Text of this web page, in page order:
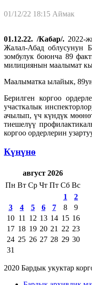
01/12/22 18:15 Аймак
01.12.22. /Кабар/. 2022-
Жалал-Абад облусунун
зомбулук боюнча 89
милициянын маалымат
Маалыматка ылайык,
Берилген коргоо
участкалык
ачылып, үч күндүк
тиешелүү
коргоо ордерлерин
Күнүнө
август 2026
Пн Вт Ср Чт Пт Сб Вс
1
2
3
4 5 6 7 8
9
10 11 12 13 14 15 16
17 18 19 20 21 22 23
24 25 26 27 28 29 30
31
2020 Бардык укуктар